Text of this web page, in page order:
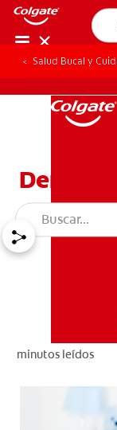
Salud Bucal y
minutos leídos